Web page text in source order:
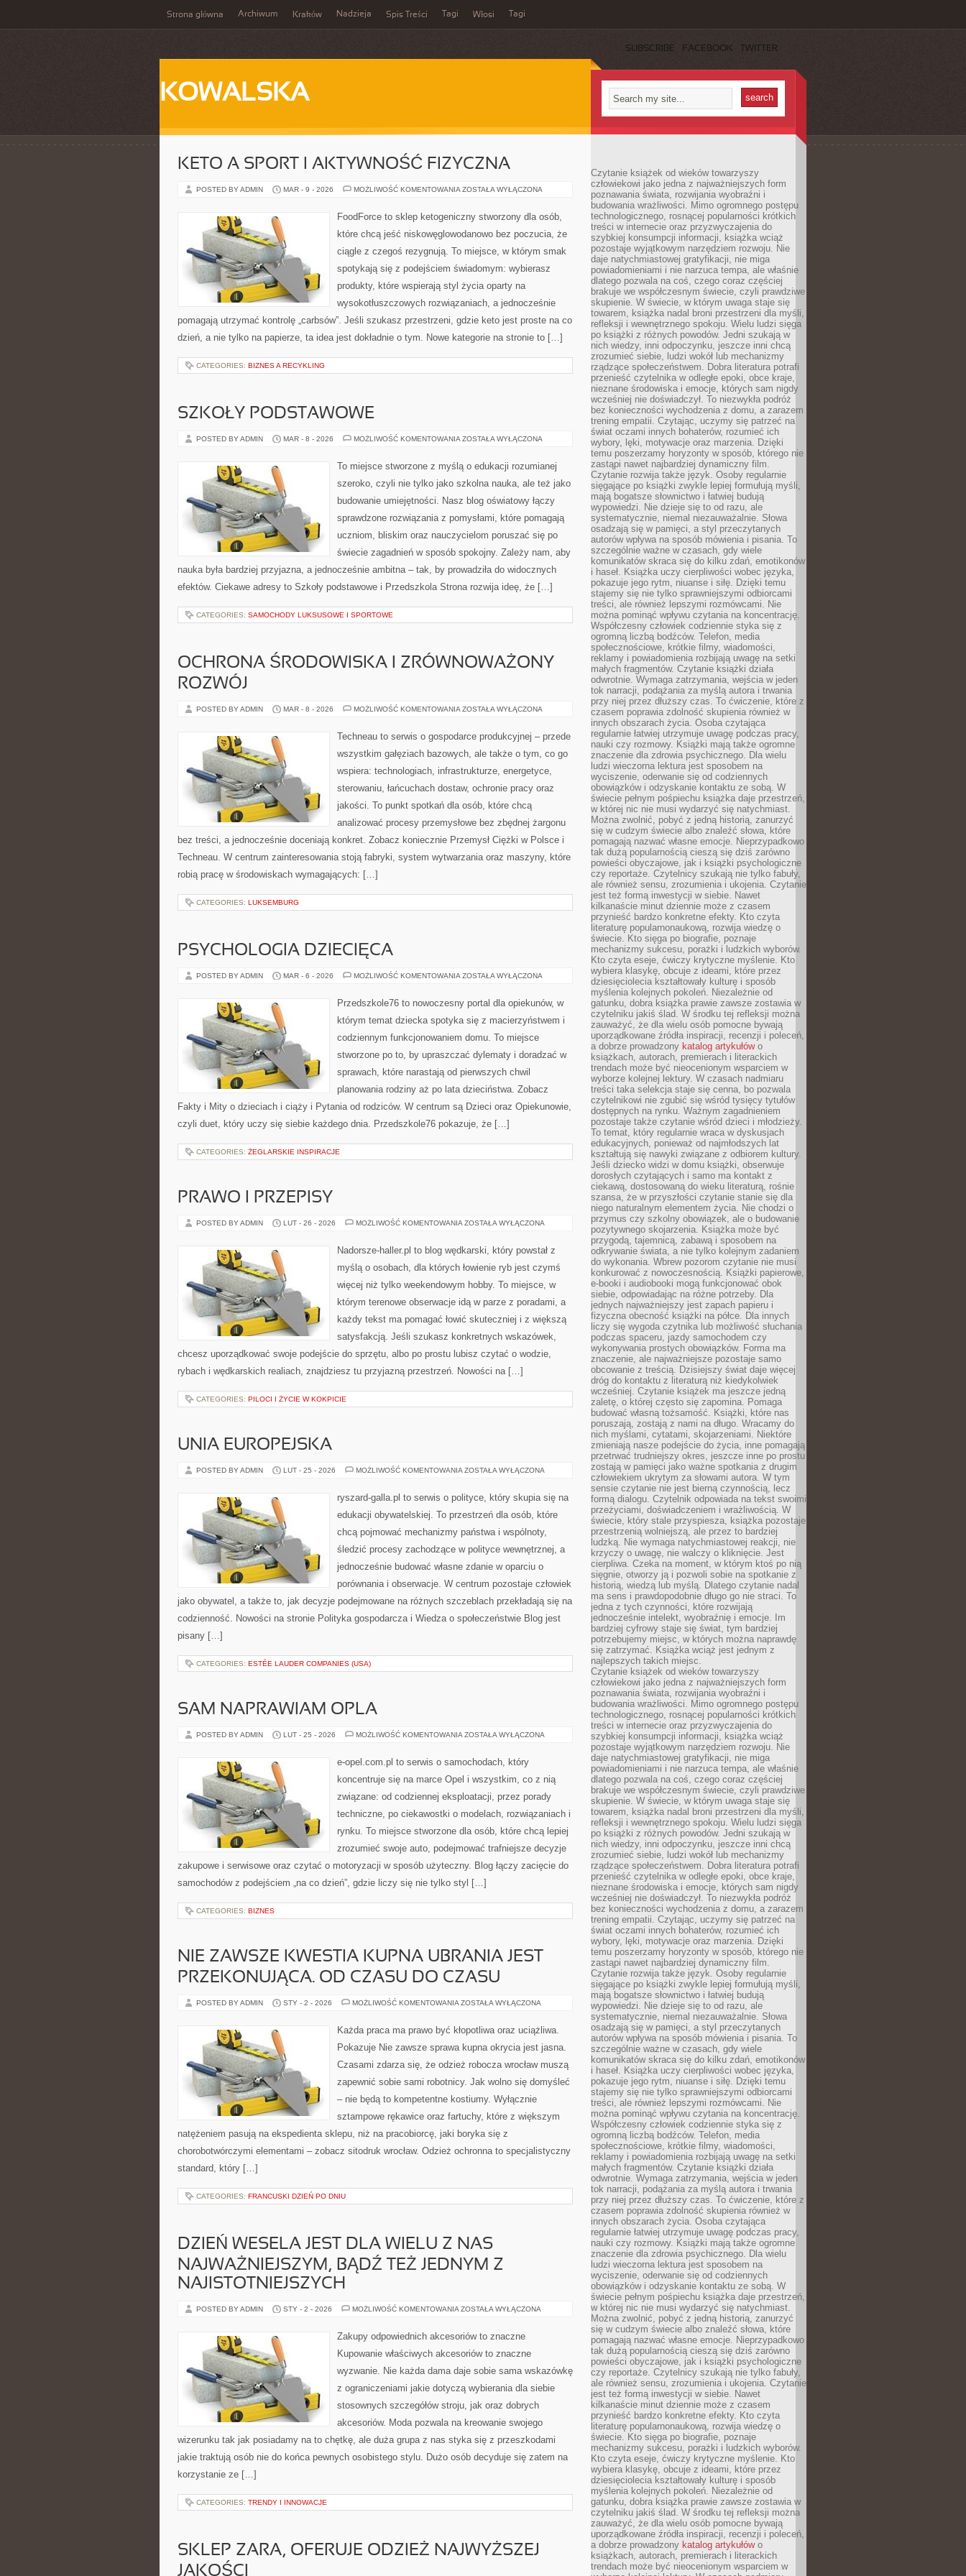
Strona główna Archiwum Kraków Nadzieja Spis Treści Tagi Włosi Tagi
SUBSCRIBE FACEBOOK TWITTER
KOWALSKA
KETO A SPORT I AKTYWNOŚĆ FIZYCZNA
POSTED BY ADMIN MAR - 9 - 2026 MOŻLIWOŚĆ KOMENTOWANIA KETO
AKTYWNOŚĆ
ZOSTAŁA WYŁĄCZONA
FoodForce to sklep ketogeniczny stworzony dla osób,
które chcą jeść niskowęglowodanowo bez poczucia, że
ciągle z czegoś rezygnują. To miejsce, w którym smak
spotykają się z podejściem świadomym: wybierasz
produkty, które wspierają styl życia oparty na
wysokotłuszczowych rozwiązaniach, a jednocześnie
pomagają utrzymać kontrolę „carbsów”. Jeśli szukasz przestrzeni, gdzie keto jest proste na co
dzień, a nie tylko na papierze, ta idea jest dokładnie o tym. Nowe kategorie na stronie to […]
CATEGORIES: BIZNES A RECYKLING
SZKOŁY PODSTAWOWE
POSTED BY ADMIN MAR - 8 - 2026 MOŻLIWOŚĆ KOMENTOWANIA SZKOŁY
ZOSTAŁA WYŁĄCZONA
To miejsce stworzone z myślą o edukacji rozumianej
szeroko, czyli nie tylko jako szkolna nauka, ale też jako
budowanie umiejętności. Nasz blog oświatowy łączy
sprawdzone rozwiązania z pomysłami, które pomagają
uczniom, bliskim oraz nauczycielom poruszać się po
świecie zagadnień w sposób spokojny. Zależy nam, aby
nauka była bardziej przyjazna, a jednocześnie ambitna – tak, by prowadziła do widocznych
efektów. Ciekawe adresy to Szkoły podstawowe i Przedszkola Strona rozwija ideę, że […]
CATEGORIES: SAMOCHODY LUKSUSOWE I SPORTOWE
OCHRONA ŚRODOWISKA I ZRÓWNOWAŻONY
ROZWÓJ
POSTED BY ADMIN MAR - 8 - 2026 MOŻLIWOŚĆ KOMENTOWANIA OCHRONA
ZRÓWNOWAŻONY
ROZWÓJ
ZOSTAŁA WYŁĄCZONA
Techneau to serwis o gospodarce produkcyjnej – przede
wszystkim gałęziach bazowych, ale także o tym, co go
wspiera: technologiach, infrastrukturze, energetyce,
sterowaniu, łańcuchach dostaw, ochronie pracy oraz
jakości. To punkt spotkań dla osób, które chcą
analizować procesy przemysłowe bez zbędnej żargonu
bez treści, a jednocześnie doceniają konkret. Zobacz koniecznie Przemysł Ciężki w Polsce i
Techneau. W centrum zainteresowania stoją fabryki, system wytwarzania oraz maszyny, które
robią pracę w środowiskach wymagających: […]
CATEGORIES: LUKSEMBURG
PSYCHOLOGIA DZIECIĘCA
POSTED BY ADMIN MAR - 6 - 2026 MOŻLIWOŚĆ KOMENTOWANIA PSYCHOLOGIA
ZOSTAŁA WYŁĄCZONA
Przedszkole76 to nowoczesny portal dla opiekunów, w
którym temat dziecka spotyka się z macierzyństwem i
codziennym funkcjonowaniem domu. To miejsce
stworzone po to, by upraszczać dylematy i doradzać w
sprawach, które narastają od pierwszych chwil
planowania rodziny aż po lata dzieciństwa. Zobacz
Fakty i Mity o dzieciach i ciąży i Pytania od rodziców. W centrum są Dzieci oraz Opiekunowie,
czyli duet, który uczy się siebie każdego dnia. Przedszkole76 pokazuje, że […]
CATEGORIES: ŻEGLARSKIE INSPIRACJE
PRAWO I PRZEPISY
POSTED BY ADMIN LUT - 26 - 2026 MOŻLIWOŚĆ KOMENTOWANIA PRAWO
ZOSTAŁA WYŁĄCZONA
Nadorsze-haller.pl to blog wędkarski, który powstał z
myślą o osobach, dla których łowienie ryb jest czymś
więcej niż tylko weekendowym hobby. To miejsce, w
którym terenowe obserwacje idą w parze z poradami, a
każdy tekst ma pomagać łowić skuteczniej i z większą
satysfakcją. Jeśli szukasz konkretnych wskazówek,
chcesz uporządkować swoje podejście do sprzętu, albo po prostu lubisz czytać o wodzie,
rybach i wędkarskich realiach, znajdziesz tu przyjazną przestrzeń. Nowości na […]
CATEGORIES: PILOCI I ŻYCIE W KOKPICIE
UNIA EUROPEJSKA
POSTED BY ADMIN LUT - 25 - 2026 MOŻLIWOŚĆ KOMENTOWANIA UNIA
ZOSTAŁA WYŁĄCZONA
ryszard-galla.pl to serwis o polityce, który skupia się na
edukacji obywatelskiej. To przestrzeń dla osób, które
chcą pojmować mechanizmy państwa i wspólnoty,
śledzić procesy zachodzące w polityce wewnętrznej, a
jednocześnie budować własne zdanie w oparciu o
porównania i obserwacje. W centrum pozostaje człowiek
jako obywatel, a także to, jak decyzje podejmowane na różnych szczeblach przekładają się na
codzienność. Nowości na stronie Polityka gospodarcza i Wiedza o społeczeństwie Blog jest
pisany […]
CATEGORIES: ESTÉE LAUDER COMPANIES (USA)
SAM NAPRAWIAM OPLA
POSTED BY ADMIN LUT - 25 - 2026 MOŻLIWOŚĆ KOMENTOWANIA SAM
ZOSTAŁA WYŁĄCZONA
e-opel.com.pl to serwis o samochodach, który
koncentruje się na marce Opel i wszystkim, co z nią
związane: od codziennej eksploatacji, przez porady
techniczne, po ciekawostki o modelach, rozwiązaniach i
rynku. To miejsce stworzone dla osób, które chcą lepiej
zrozumieć swoje auto, podejmować trafniejsze decyzje
zakupowe i serwisowe oraz czytać o motoryzacji w sposób użyteczny. Blog łączy zacięcie do
samochodów z podejściem „na co dzień”, gdzie liczy się nie tylko styl […]
CATEGORIES: BIZNES
NIE ZAWSZE KWESTIA KUPNA UBRANIA JEST
PRZEKONUJĄCA. OD CZASU DO CZASU
POSTED BY ADMIN STY - 2 - 2026 MOŻLIWOŚĆ KOMENTOWANIA NIE
KUPNA
UBRANIA
PRZEKONUJĄCA.
CZASU
CZASU
ZOSTAŁA WYŁĄCZONA
Każda praca ma prawo być kłopotliwa oraz uciążliwa.
Pokazuje Nie zawsze sprawa kupna okrycia jest jasna.
Czasami zdarza się, że odzież robocza wrocław muszą
zapewnić sobie sami robotnicy. Jak wolno się domyśleć
– nie będą to kompetentne kostiumy. Wyłącznie
sztampowe rękawice oraz fartuchy, które z większym
natężeniem pasują na ekspedienta sklepu, niż na pracobiorcę, jaki boryka się z
chorobotwórczymi elementami – zobacz sitodruk wrocław. Odzież ochronna to specjalistyczny
standard, który […]
CATEGORIES: FRANCUSKI DZIEŃ PO DNIU
DZIEŃ WESELA JEST DLA WIELU Z NAS
NAJWAŻNIEJSZYM, BĄDŹ TEŻ JEDNYM Z
NAJISTOTNIEJSZYCH
POSTED BY ADMIN STY - 2 - 2026 MOŻLIWOŚĆ KOMENTOWANIA DZIEŃ
DLA
WIELU
NAS
BĄDŹ
JEDNYM
NAJISTOTNIEJSZYCH
ZOSTAŁA WYŁĄCZONA
Zakupy odpowiednich akcesoriów to znaczne
Kupowanie właściwych akcesoriów to znaczne
wyzwanie. Nie każda dama daje sobie sama wskazówkę
z ograniczeniami jakie dotyczą wybierania dla siebie
stosownych szczegółów stroju, jak oraz dobrych
akcesoriów. Moda pozwala na kreowanie swojego
wizerunku tak jak posiadamy na to chętkę, ale duża grupa z nas styka się z przeszkodami
jakie traktują osób nie do końca pewnych osobistego stylu. Dużo osób decyduje się zatem na
korzystanie ze […]
CATEGORIES: TRENDY I INNOWACJE
SKLEP ZARA, OFERUJE ODZIEŻ NAJWYŻSZEJ
JAKOŚCI
Czytanie książek od wieków towarzyszy
człowiekowi jako jedna z najważniejszych form
poznawania świata, rozwijania wyobraźni i
budowania wrażliwości. Mimo ogromnego postępu
technologicznego, rosnącej popularności krótkich
treści w internecie oraz przyzwyczajenia do
szybkiej konsumpcji informacji, książka wciąż
pozostaje wyjątkowym narzędziem rozwoju. Nie
daje natychmiastowej gratyfikacji, nie miga
powiadomieniami i nie narzuca tempa, ale właśnie
dlatego pozwala na coś, czego coraz częściej
brakuje we współczesnym świecie, czyli prawdziwe
skupienie. W świecie, w którym uwaga staje się
towarem, książka nadal broni przestrzeni dla myśli,
refleksji i wewnętrznego spokoju. Wielu ludzi sięga
po książki z różnych powodów. Jedni szukają w
nich wiedzy, inni odpoczynku, jeszcze inni chcą
zrozumieć siebie, ludzi wokół lub mechanizmy
rządzące społeczeństwem. Dobra literatura potrafi
przenieść czytelnika w odległe epoki, obce kraje,
nieznane środowiska i emocje, których sam nigdy
wcześniej nie doświadczył. To niezwykła podróż
bez konieczności wychodzenia z domu, a zarazem
trening empatii. Czytając, uczymy się patrzeć na
świat oczami innych bohaterów, rozumieć ich
wybory, lęki, motywacje oraz marzenia. Dzięki
temu poszerzamy horyzonty w sposób, którego nie
zastąpi nawet najbardziej dynamiczny film.
Czytanie rozwija także język. Osoby regularnie
sięgające po książki zwykle lepiej formułują myśli,
mają bogatsze słownictwo i łatwiej budują
wypowiedzi. Nie dzieje się to od razu, ale
systematycznie, niemal niezauważalnie. Słowa
osadzają się w pamięci, a styl przeczytanych
autorów wpływa na sposób mówienia i pisania. To
szczególnie ważne w czasach, gdy wiele
komunikatów skraca się do kilku zdań, emotikonów
i haseł. Książka uczy cierpliwości wobec języka,
pokazuje jego rytm, niuanse i siłę. Dzięki temu
stajemy się nie tylko sprawniejszymi odbiorcami
treści, ale również lepszymi rozmówcami. Nie
można pominąć wpływu czytania na koncentrację.
Współczesny człowiek codziennie styka się z
ogromną liczbą bodźców. Telefon, media
społecznościowe, krótkie filmy, wiadomości,
reklamy i powiadomienia rozbijają uwagę na setki
małych fragmentów. Czytanie książki działa
odwrotnie. Wymaga zatrzymania, wejścia w jeden
tok narracji, podążania za myślą autora i trwania
przy niej przez dłuższy czas. To ćwiczenie, które z
czasem poprawia zdolność skupienia również w
innych obszarach życia. Osoba czytająca
regularnie łatwiej utrzymuje uwagę podczas pracy,
nauki czy rozmowy. Książki mają także ogromne
znaczenie dla zdrowia psychicznego. Dla wielu
ludzi wieczorna lektura jest sposobem na
wyciszenie, oderwanie się od codziennych
obowiązków i odzyskanie kontaktu ze sobą. W
świecie pełnym pośpiechu książka daje przestrzeń,
w której nic nie musi wydarzyć się natychmiast.
Można zwolnić, pobyć z jedną historią, zanurzyć
się w cudzym świecie albo znaleźć słowa, które
pomagają nazwać własne emocje. Nieprzypadkowo
tak dużą popularnością cieszą się dziś zarówno
powieści obyczajowe, jak i książki psychologiczne
czy reportaże. Czytelnicy szukają nie tylko fabuły,
ale również sensu, zrozumienia i ukojenia. Czytanie
jest też formą inwestycji w siebie. Nawet
kilkanaście minut dziennie może z czasem
przynieść bardzo konkretne efekty. Kto czyta
literaturę popularnonaukową, rozwija wiedzę o
świecie. Kto sięga po biografie, poznaje
mechanizmy sukcesu, porażki i ludzkich wyborów.
Kto czyta eseje, ćwiczy krytyczne myślenie. Kto
wybiera klasykę, obcuje z ideami, które przez
dziesięciolecia kształtowały kulturę i sposób
myślenia kolejnych pokoleń. Niezależnie od
gatunku, dobra książka prawie zawsze zostawia w
czytelniku jakiś ślad. W środku tej refleksji można
zauważyć, że dla wielu osób pomocne bywają
uporządkowane źródła inspiracji, recenzji i poleceń,
a dobrze prowadzony katalog artykułówo
książkach, autorach, premierach i literackich
trendach może być nieocenionym wsparciem w
wyborze kolejnej lektury. W czasach nadmiaru
treści taka selekcja staje się cenna, bo pozwala
czytelnikowi nie zgubić się wśród tysięcy tytułów
dostępnych na rynku. Ważnym zagadnieniem
pozostaje także czytanie wśród dzieci i młodzieży.
To temat, który regularnie wraca w dyskusjach
edukacyjnych, ponieważ od najmłodszych lat
kształtują się nawyki związane z odbiorem kultury.
Jeśli dziecko widzi w domu książki, obserwuje
dorosłych czytających i samo ma kontakt z
ciekawą, dostosowaną do wieku literaturą, rośnie
szansa, że w przyszłości czytanie stanie się dla
niego naturalnym elementem życia. Nie chodzi o
przymus czy szkolny obowiązek, ale o budowanie
pozytywnego skojarzenia. Książka może być
przygodą, tajemnicą, zabawą i sposobem na
odkrywanie świata, a nie tylko kolejnym zadaniem
do wykonania. Wbrew pozorom czytanie nie musi
konkurować z nowoczesnością. Książki papierowe,
e-booki i audiobooki mogą funkcjonować obok
siebie, odpowiadając na różne potrzeby. Dla
jednych najważniejszy jest zapach papieru i
fizyczna obecność książki na półce. Dla innych
liczy się wygoda czytnika lub możliwość słuchania
podczas spaceru, jazdy samochodem czy
wykonywania prostych obowiązków. Forma ma
znaczenie, ale najważniejsze pozostaje samo
obcowanie z treścią. Dzisiejszy świat daje więcej
dróg do kontaktu z literaturą niż kiedykolwiek
wcześniej. Czytanie książek ma jeszcze jedną
zaletę, o której często się zapomina. Pomaga
budować własną tożsamość. Książki, które nas
poruszają, zostają z nami na długo. Wracamy do
nich myślami, cytatami, skojarzeniami. Niektóre
zmieniają nasze podejście do życia, inne pomagają
przetrwać trudniejszy okres, jeszcze inne po prostu
zostają w pamięci jako ważne spotkania z drugim
człowiekiem ukrytym za słowami autora. W tym
sensie czytanie nie jest bierną czynnością, lecz
formą dialogu. Czytelnik odpowiada na tekst swoimi
przeżyciami, doświadczeniem i wrażliwością. W
świecie, który stale przyspiesza, książka pozostaje
przestrzenią wolniejszą, ale przez to bardziej
ludzką. Nie wymaga natychmiastowej reakcji, nie
krzyczy o uwagę, nie walczy o kliknięcie. Jest
cierpliwa. Czeka na moment, w którym ktoś po nią
sięgnie, otworzy ją i pozwoli sobie na spotkanie z
historią, wiedzą lub myślą. Dlatego czytanie nadal
ma sens i prawdopodobnie długo go nie straci. To
jedna z tych czynności, które rozwijają
jednocześnie intelekt, wyobraźnię i emocje. Im
bardziej cyfrowy staje się świat, tym bardziej
potrzebujemy miejsc, w których można naprawdę
się zatrzymać. Książka wciąż jest jednym z
najlepszych takich miejsc.
Czytanie książek od wieków towarzyszy
człowiekowi jako jedna z najważniejszych form
poznawania świata, rozwijania wyobraźni i
budowania wrażliwości. Mimo ogromnego postępu
technologicznego, rosnącej popularności krótkich
treści w internecie oraz przyzwyczajenia do
szybkiej konsumpcji informacji, książka wciąż
pozostaje wyjątkowym narzędziem rozwoju. Nie
daje natychmiastowej gratyfikacji, nie miga
powiadomieniami i nie narzuca tempa, ale właśnie
dlatego pozwala na coś, czego coraz częściej
brakuje we współczesnym świecie, czyli prawdziwe
skupienie. W świecie, w którym uwaga staje się
towarem, książka nadal broni przestrzeni dla myśli,
refleksji i wewnętrznego spokoju. Wielu ludzi sięga
po książki z różnych powodów. Jedni szukają w
nich wiedzy, inni odpoczynku, jeszcze inni chcą
zrozumieć siebie, ludzi wokół lub mechanizmy
rządzące społeczeństwem. Dobra literatura potrafi
przenieść czytelnika w odległe epoki, obce kraje,
nieznane środowiska i emocje, których sam nigdy
wcześniej nie doświadczył. To niezwykła podróż
bez konieczności wychodzenia z domu, a zarazem
trening empatii. Czytając, uczymy się patrzeć na
świat oczami innych bohaterów, rozumieć ich
wybory, lęki, motywacje oraz marzenia. Dzięki
temu poszerzamy horyzonty w sposób, którego nie
zastąpi nawet najbardziej dynamiczny film.
Czytanie rozwija także język. Osoby regularnie
sięgające po książki zwykle lepiej formułują myśli,
mają bogatsze słownictwo i łatwiej budują
wypowiedzi. Nie dzieje się to od razu, ale
systematycznie, niemal niezauważalnie. Słowa
osadzają się w pamięci, a styl przeczytanych
autorów wpływa na sposób mówienia i pisania. To
szczególnie ważne w czasach, gdy wiele
komunikatów skraca się do kilku zdań, emotikonów
i haseł. Książka uczy cierpliwości wobec języka,
pokazuje jego rytm, niuanse i siłę. Dzięki temu
stajemy się nie tylko sprawniejszymi odbiorcami
treści, ale również lepszymi rozmówcami. Nie
można pominąć wpływu czytania na koncentrację.
Współczesny człowiek codziennie styka się z
ogromną liczbą bodźców. Telefon, media
społecznościowe, krótkie filmy, wiadomości,
reklamy i powiadomienia rozbijają uwagę na setki
małych fragmentów. Czytanie książki działa
odwrotnie. Wymaga zatrzymania, wejścia w jeden
tok narracji, podążania za myślą autora i trwania
przy niej przez dłuższy czas. To ćwiczenie, które z
czasem poprawia zdolność skupienia również w
innych obszarach życia. Osoba czytająca
regularnie łatwiej utrzymuje uwagę podczas pracy,
nauki czy rozmowy. Książki mają także ogromne
znaczenie dla zdrowia psychicznego. Dla wielu
ludzi wieczorna lektura jest sposobem na
wyciszenie, oderwanie się od codziennych
obowiązków i odzyskanie kontaktu ze sobą. W
świecie pełnym pośpiechu książka daje przestrzeń,
w której nic nie musi wydarzyć się natychmiast.
Można zwolnić, pobyć z jedną historią, zanurzyć
się w cudzym świecie albo znaleźć słowa, które
pomagają nazwać własne emocje. Nieprzypadkowo
tak dużą popularnością cieszą się dziś zarówno
powieści obyczajowe, jak i książki psychologiczne
czy reportaże. Czytelnicy szukają nie tylko fabuły,
ale również sensu, zrozumienia i ukojenia. Czytanie
jest też formą inwestycji w siebie. Nawet
kilkanaście minut dziennie może z czasem
przynieść bardzo konkretne efekty. Kto czyta
literaturę popularnonaukową, rozwija wiedzę o
świecie. Kto sięga po biografie, poznaje
mechanizmy sukcesu, porażki i ludzkich wyborów.
Kto czyta eseje, ćwiczy krytyczne myślenie. Kto
wybiera klasykę, obcuje z ideami, które przez
dziesięciolecia kształtowały kulturę i sposób
myślenia kolejnych pokoleń. Niezależnie od
gatunku, dobra książka prawie zawsze zostawia w
czytelniku jakiś ślad. W środku tej refleksji można
zauważyć, że dla wielu osób pomocne bywają
uporządkowane źródła inspiracji, recenzji i poleceń,
a dobrze prowadzony katalog artykułówo
książkach, autorach, premierach i literackich
trendach może być nieocenionym wsparciem w